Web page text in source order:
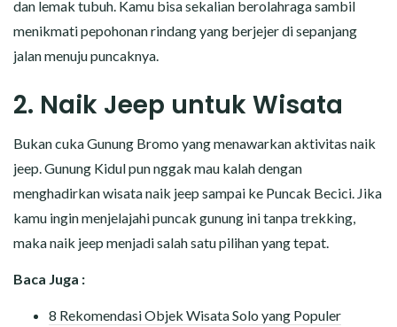
dan lemak tubuh. Kamu bisa sekalian berolahraga sambil
menikmati pepohonan rindang yang berjejer di sepanjang
jalan menuju puncaknya.
2. Naik Jeep untuk Wisata
Bukan cuka Gunung Bromo yang menawarkan aktivitas naik
jeep. Gunung Kidul pun nggak mau kalah dengan
menghadirkan wisata naik jeep sampai ke Puncak Becici. Jika
kamu ingin menjelajahi puncak gunung ini tanpa trekking,
maka naik jeep menjadi salah satu pilihan yang tepat.
Baca Juga :
8 Rekomendasi Objek Wisata Solo yang Populer